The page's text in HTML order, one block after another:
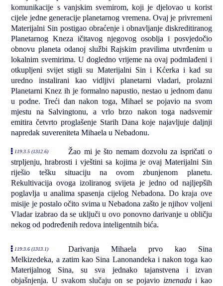
komunikacije s vanjskim svemirom, koji je djelovao u korist
cijele jedne generacije planetarnog vremena. Ovaj je privremeni
Materijalni Sin postigao obraćenje i obnavljanje diskreditiranog
Planetarnog Kneza ičitavog njegovog osoblja i posvjedočio
obnovu planeta odanoj službi Rajskim pravilima utvrđenim u
lokalnim svemirima. U dogledno vrijeme na ovaj podmlađeni i
otkupljeni svijet stigli su Materijalni Sin i Kćerka i kad su
uredno instalirani kao vidljivi planetarni vladari, prolazni
Planetarni Knez ih je formalno napustio, nestao u jednom danu
u podne. Treći dan nakon toga, Mihael se pojavio na svom
mjestu na Salvingtonu, a vrlo brzo nakon toga nadsvemir
emitira četvrto proglašenje Starih Dana koje najavljuje daljnji
napredak suvereniteta Mihaela u Nebadonu.
119:3.5 (1312.6)
Žao mi je što nemam dozvolu za ispričati o
strpljenju, hrabrosti i vještini sa kojima je ovaj Materijalni Sin
riješio tešku situaciju na ovom zbunjenom planetu.
Rekultivacija ovoga izoliranog svijeta je jedno od najljepših
poglavlja u analima spasenja cijelog Nebadona. Do kraja ove
misije je postalo očito svima u Nebadona zašto je njihov voljeni
Vladar izabrao da se uključi u ovo ponovno darivanje u obličju
nekog od podređenih redova inteligentnih bića.
119:3.6 (1313.1)
Darivanja Mihaela prvo kao Sina
Melkizedeka, a zatim kao Sina Lanonandeka i nakon toga kao
Materijalnog Sina, su sva jednako tajanstvena i izvan
objašnjenja. U svakom slučaju on se pojavio iznenadai kao